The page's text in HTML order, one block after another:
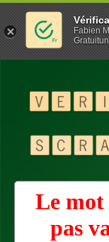
Le mot
pas
Fabien M